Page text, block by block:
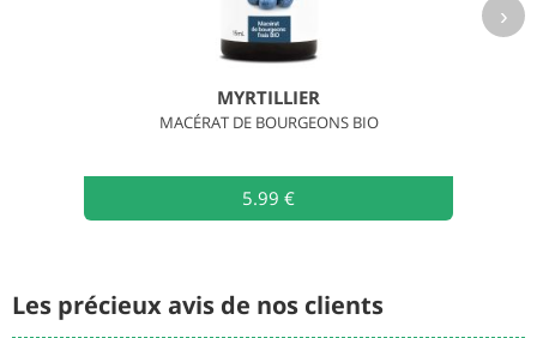
MYRTILLIER
MACÉRAT DE BOURGEONS BIO
5.99 €
›
Les précieux avis de nos clients